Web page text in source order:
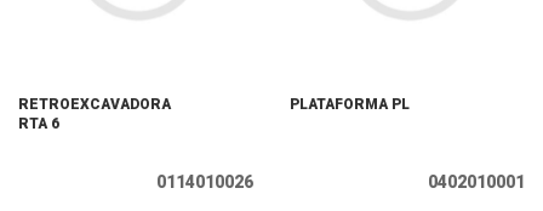
RETROEXCAVADORA
RTA 6
0114010026
PLATAFORMA PL
0402010001